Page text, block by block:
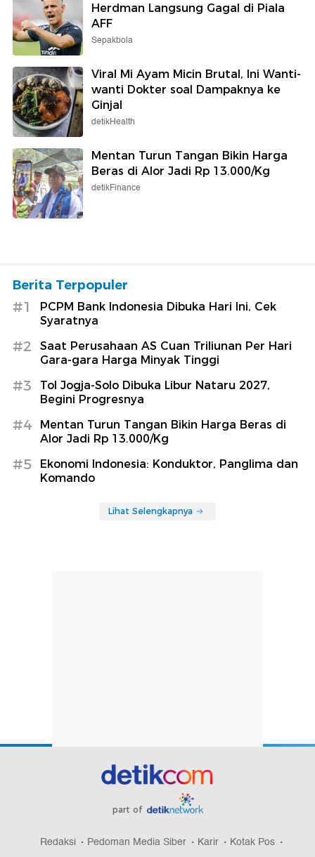
Herdman Langsung Gagal di Piala
AFF
Sepakbola
Viral Mi Ayam Micin Brutal, Ini Wanti-
wanti Dokter soal Dampaknya ke
Ginjal
detikHealth
Mentan Turun Tangan Bikin Harga
Beras di Alor Jadi Rp 13.000/Kg
detikFinance
Berita Terpopuler
#1
PCPM Bank Indonesia Dibuka Hari Ini, Cek
Syaratnya
#2
Saat Perusahaan AS Cuan Triliunan Per Hari
Gara-gara Harga Minyak Tinggi
#3
Tol Jogja-Solo Dibuka Libur Nataru 2027,
Begini Progresnya
#4
Mentan Turun Tangan Bikin Harga Beras di
Alor Jadi Rp 13.000/Kg
#5
Ekonomi Indonesia: Konduktor, Panglima dan
Komando
Lihat Selengkapnya
part of
Redaksi Pedoman Media Siber Karir
Kotak Pos